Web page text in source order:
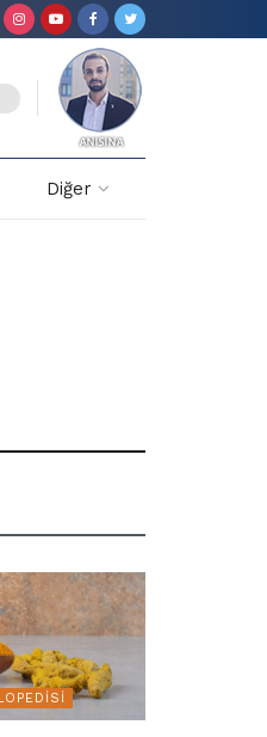
Diğer